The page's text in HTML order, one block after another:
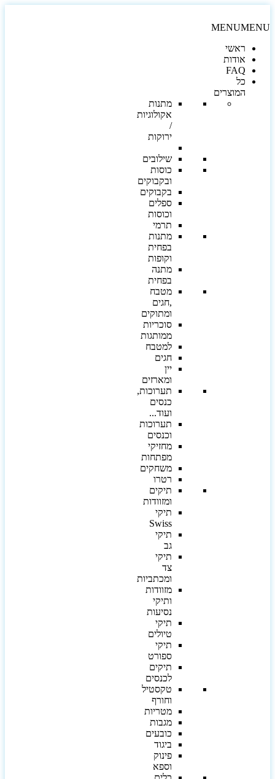
MENU
ראשי
אודות
FAQ
כל
המוצרים
מתנות
אקולוגיות
ירוקות
שילובים
כוסות
ובקבוקים
בקבוקים
ספלים
וכוסות
תרמי
מתנות
בפחית
וקופות
מתנה
בפחית
מטבח
,חגים
ומתוקים
סוכריות
ממותגות
למטבח
חגים
יין
ומארזים
תערוכות,
כנסים
ועוד...
תערוכות
וכנסים
מחזיקי
מפתחות
משחקים
רטרו
תיקים
ומזוודות
תיקי
Swiss
תיקי
תיקי
ומכתביות
מזוודות
ותיקי
נסיעות
תיקי
טיולים
תיקי
ספורט
תיקים
לכנסים
טקסטיל
וחורף
מטריות
מגבות
כובעים
ביגוד
פינוק
וספא